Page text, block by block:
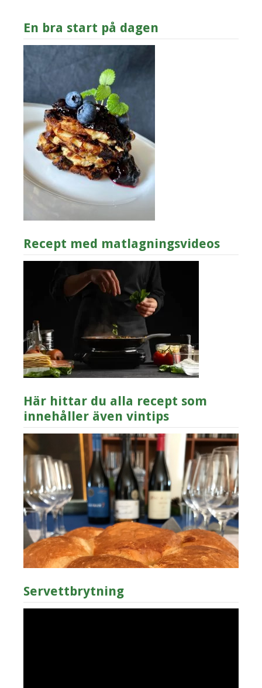
En bra start på dagen
Recept med matlagningsvideos
Här hittar du alla recept som
innehåller även vintips
Servettbrytning